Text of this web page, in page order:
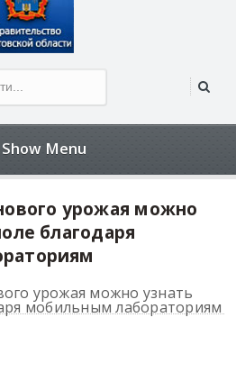
Show Menu
урожая можно
благодаря